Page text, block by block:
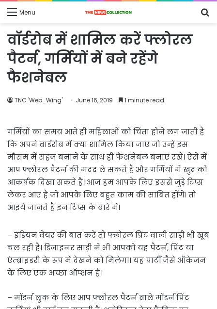
Menu
वॉर्डरोब में शामिल करें फ्लोरल
पैटर्न, गर्मियों में बने रहेंगे
फैशनेबल
TNC 'Web_Wing' June 16, 2019 1 minute read
गर्मियों का समय आते ही महिलाओं को चिंता होने लग जाती है
कि अपने वार्डरोब में क्या शामिल किया जाए जो उन्हें इस
मौसम में सहज बनाने के साथ ही फैशनेबल बनाए रखें। ऐसे में
आप फ्लोरल पैटर्न की मदद ले सकते हैं और गर्मियों में खुद को
आकर्षक दिखा सकते हैं। आज हम आपके लिए इससे जुड़े टिप्स
लेकर आए है जो आपके लिए बहुत काम की साबित होंगे। तो
आइये जानते है इन टिप्स के बारे में।
– इंडियन वेयर की बात करें तो फ्लोरल प्रिंट वाली साड़ी भी खूब
चल रही है। डिजाइनर साड़ी में भी आपको यह पैटर्न, प्रिंट या
एंम्ब्राइडरी के रूप में देखने को मिलेगा। यह पार्टी जैसे ऑकेजन
के लिए एक अच्छा ऑप्शन है।
– मॉडर्न लुक के लिए आप फ्लोरल पैटर्न वाले मॉडर्न प्रिंट